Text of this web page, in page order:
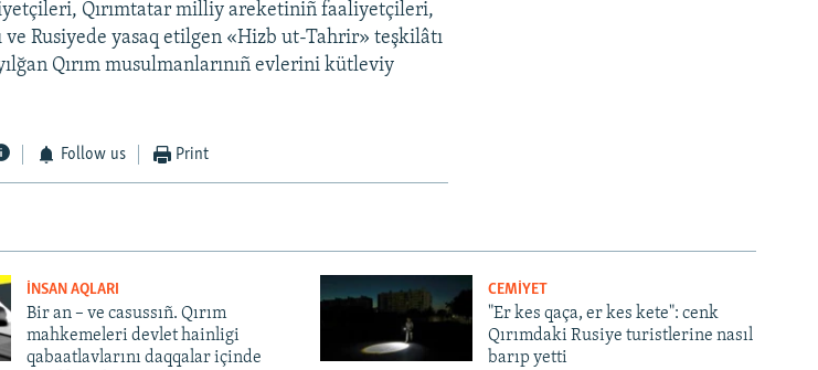
Qırımtatar milliy areketiniñ faaliyetçileri,
Rusiyede yasaq etilgen «Hizb ut-Tahrir» teşkilâtı
Qırım musulmanlarınıñ evlerini kütleviy
Follow us Print
İNSAN AQLARI
Bir an – ve casussıñ. Qırım
mahkemeleri devlet hainligi
qabaatlavlarını daqqalar içinde
CEMİYET
"Er kes qaça, er kes kete": cenk
Qırımdaki Rusiye turistlerine nasıl
barıp yetti